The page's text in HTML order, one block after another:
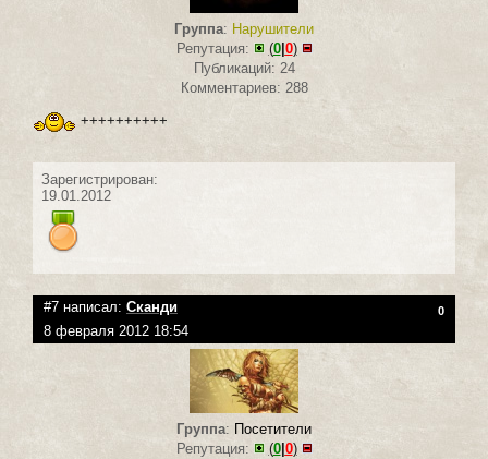
Группа: Нарушители
Репутация:
(0| 0)
Публикаций: 24
Комментариев: 288
++++++++++
Зарегистрирован:
19.01.2012
#7 написал: Сканди 0
8 февраля 2012 18:54
Группа: Посетители
Репутация:
(0| 0)